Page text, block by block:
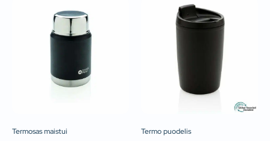
Termosas maistui Termo puodelis